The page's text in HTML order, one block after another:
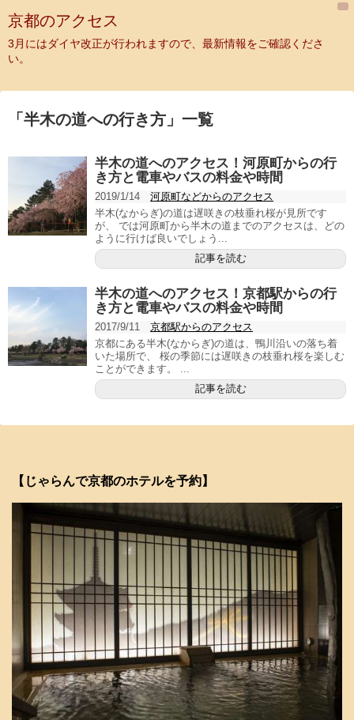
京都のアクセス
3月にはダイヤ改正が行われますので、最新情報をご確認くださ
い。
「 半木の道への行き方 」 一覧
半木の道へのアクセス！河原町からの行
き方と電車やバスの料金や時間
2019/1/14
河原町などからのアクセス
半木(なからぎ)の道は遅咲きの枝垂れ桜が見所です
が、 では河原町から半木の道までのアクセスは、どの
ように行けば良いでしょう...
記事を読む
半木の道へのアクセス！京都駅からの行
き方と電車やバスの料金や時間
2017/9/11
京都駅からのアクセス
京都にある半木(なからぎ)の道は、鴨川沿いの落ち着
いた場所で、 桜の季節には遅咲きの枝垂れ桜を楽しむ
ことができます。 ...
記事を読む
【じゃらんで京都のホテルを予約】